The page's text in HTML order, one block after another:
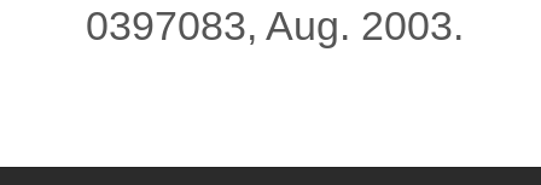
0397083, Aug. 2003.